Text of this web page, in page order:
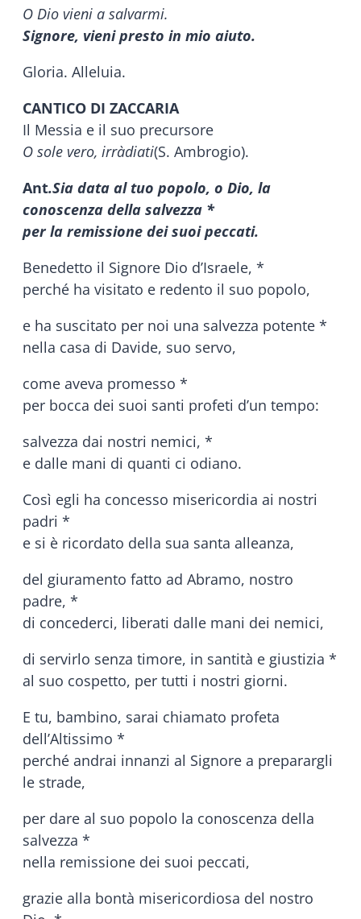
O Dio vieni a salvarmi.
Signore, vieni presto in mio aiuto.
Gloria. Alleluia.
CANTICO DI ZACCARIA
Il Messia e il suo precursore
O sole vero, irràdiati(S. Ambrogio).
Ant.Sia data al tuo popolo, o Dio, la
conoscenza della salvezza *
per la remissione dei suoi peccati.
Benedetto il Signore Dio d’Israele, *
perché ha visitato e redento il suo popolo,
e ha suscitato per noi una salvezza potente *
nella casa di Davide, suo servo,
come aveva promesso *
per bocca dei suoi santi profeti d’un tempo:
salvezza dai nostri nemici, *
e dalle mani di quanti ci odiano.
Così egli ha concesso misericordia ai nostri
padri *
e si è ricordato della sua santa alleanza,
del giuramento fatto ad Abramo, nostro
padre, *
di concederci, liberati dalle mani dei nemici,
di servirlo senza timore, in santità e giustizia *
al suo cospetto, per tutti i nostri giorni.
E tu, bambino, sarai chiamato profeta
dell’Altissimo *
perché andrai innanzi al Signore a preparargli
le strade,
per dare al suo popolo la conoscenza della
salvezza *
nella remissione dei suoi peccati,
grazie alla bontà misericordiosa del nostro